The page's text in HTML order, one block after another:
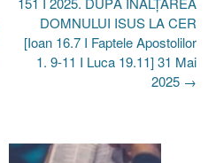
DOMNULUI ISUS LA CER
[Ioan 16.7 I Faptele Apostolilor
1. 9-11 I Luca 19.11] 31 Mai
2025 →